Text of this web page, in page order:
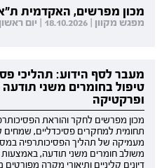
מכון מפרשים, האקדמית ת"א
מפגש מקוון | 18.10.2026 | יום ראשון | 19:30-21:00
מעבר לסף הידוע: תהליכי
טיפול בחומרים משני
ופרקטיקה
תחומית למחקרים פסיכדליים, שמחים
מעמיקה של תהליך הפסיכותרפיה
משולב חומרים משני תודעה, באמצעות
דיונים קליניים ותיאורי מקרה